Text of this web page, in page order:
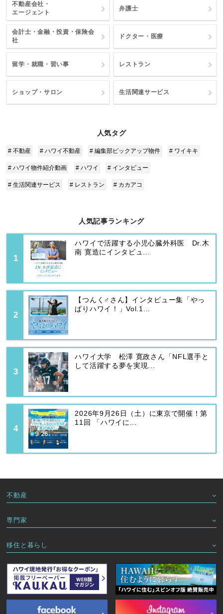
不動産会社・
エージェント
弁護士
会計士・金融・投資・保険会
社
ドクター・医療
留学・就職・習い事 レストラン
ショップ・サロン 生活関連サービス
人気タグ
# 不動産 # ハワイ不動産 # 編集部ピックアップ物件 # ワイキキ
# ハワイ物件紹介動画 # ハワイ # インタビュー
# 生活関連サービス # レストラン # カカアコ
人気記事ランキング
ハワイで活躍する小児心臓外科医 Dr.木
南 寛造にインタビュ...
【つんく♂さん】インタビュー集「やっ
ぱりハワイ！」Vol.1...
ハワイ大学 松澤 寛政さん「NFL選手と
して活躍する夢を実現...
2026年9月26日（土）に東京で開催！第
11回 「ハワイに...
不動産
専門家
移住と暮らし